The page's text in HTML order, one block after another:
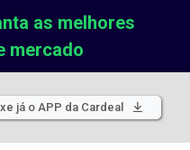
as melhores
mercado
já o APP da Cardeal